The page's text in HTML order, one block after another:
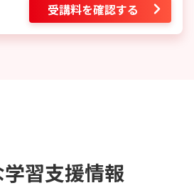
受講料を確認する
習支援情報